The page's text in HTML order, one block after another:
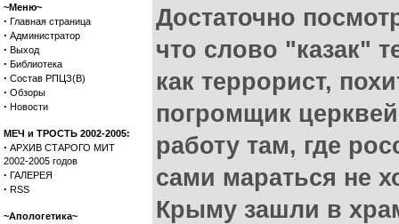
~Меню~
· Главная страница
· Администратор
· Выход
· Библиотека
· Состав РПЦЗ(В)
· Обзоры
· Новости
МЕЧ и ТРОСТЬ 2002-2005:
· АРХИВ СТАРОГО МИТ
2002-2005 годов
· ГАЛЕРЕЯ
· RSS
~Апологетика~
Достаточно
что слово "казак"
как террорист,
погромщик
работу там, где
сами мараться не
Крыму зашли в